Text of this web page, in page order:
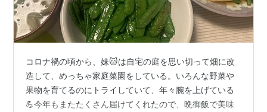
コロナ禍の頃から、妹🐱は自宅の庭を思い切って畑に改
造して、めっちゃ家庭菜園をしている。いろんな野菜や
果物を育てるのにトライしていて、年々腕を上げている
💪今年もまたたくさん届けてくれたので、晩御飯で美味